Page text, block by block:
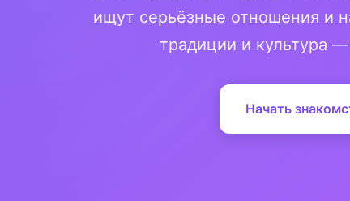
ищут серьёзные отношения и
традиции и культура
Начать